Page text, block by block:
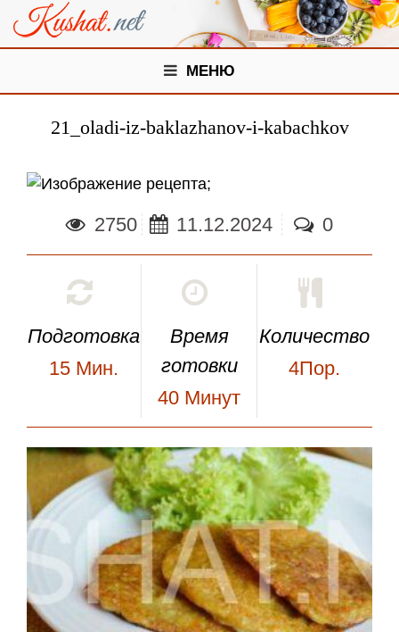
МЕНЮ
21_oladi-iz-baklazhanov-i-kabachkov
;
2750 11.12.2024 0
Подготовка
15 Мин.
Время
готовки
40 Минут
Количество
4Пор.